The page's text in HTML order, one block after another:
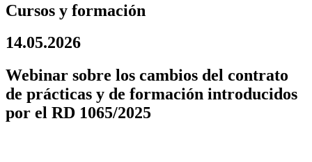
Cursos y formación
14.05.2026
Webinar sobre los cambios del contrato
de prácticas y de formación introducidos
por el RD 1065/2025